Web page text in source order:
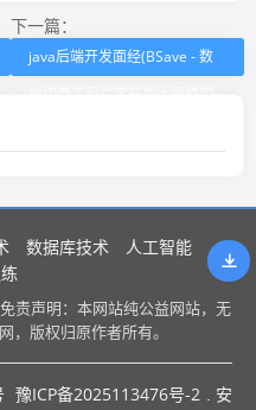
下一篇：
java后端开发面经(BSave - 数
数据库技术
人工智能
免责声明：本网站纯公益网站，无
，版权归原作者所有。
豫ICP备2025113476号-2 . 安